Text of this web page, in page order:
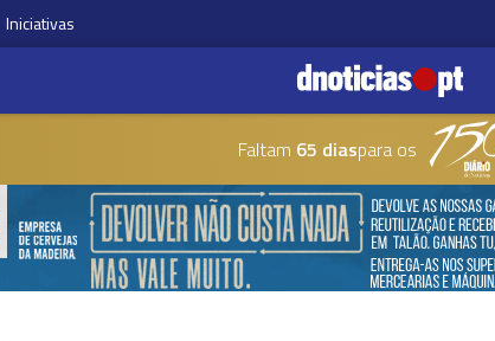
Iniciativas
Faltam 65 diaspara os